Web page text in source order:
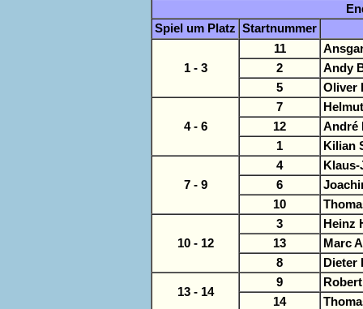
Spiel um Platz Startnummer
1 - 3
11
2
Andy
5
Oliver
4 - 6
7
12
André
1
Kilian
7 - 9
4
Klaus-
6
10
10 - 12
3
Heinz
13
Marc
8
Dieter
13 - 14
9
14